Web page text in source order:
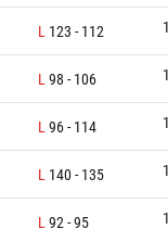
L 123 - 112
L 98 - 106
L 96- 114
L 140- 135
L 92 -95